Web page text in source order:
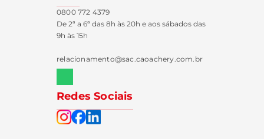
0800 772 4379
De 2ª a 6ª das 8h às 20h e aos sábados das
9h às 15h
relacionamento@sac.caoachery.com.br
Redes Sociais